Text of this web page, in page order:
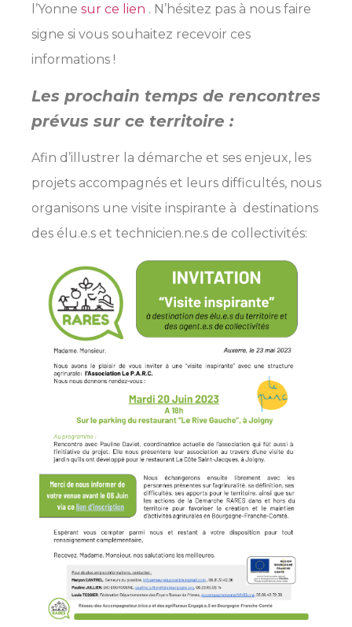
l’Yonne sur ce lien . N’hésitez pas à nous faire
signe si vous souhaitez recevoir ces
informations !
Les prochain temps de rencontres
prévus sur ce territoire :
Afin d’illustrer la démarche et ses enjeux, les
projets accompagnés et leurs difficultés, nous
organisons une visite inspirante à destinations
des élu.e.s et technicien.ne.s de collectivités: